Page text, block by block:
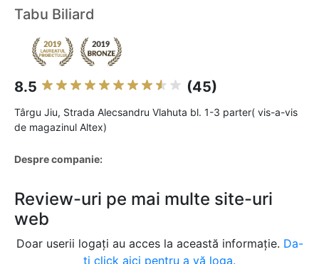
Tabu Biliard
8.5 (45)
Târgu Jiu, Strada Alecsandru Vlahuta bl. 1-3 parter( vis-a-vis
de magazinul Altex)
Despre companie:
Review-uri pe mai multe site-uri
web
Doar userii logați au acces la această informație. Da-
ți click aici pentru a vă loga.